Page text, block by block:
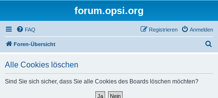
forum.opsi.org
FAQ Anmelden
Registrieren
Foren-Übersicht
Alle Cookies löschen
Sind Sie sich sicher, dass Sie alle Cookies des Boards löschen möchten?